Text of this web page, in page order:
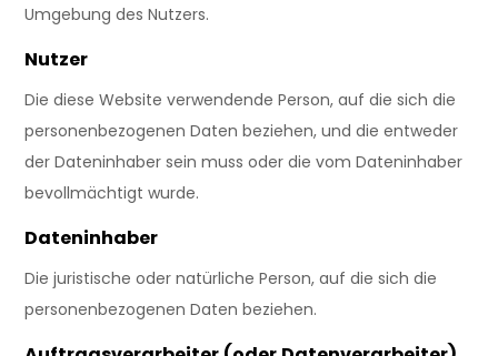
Umgebung des Nutzers.
Nutzer
Die diese Website verwendende Person, auf die sich die
personenbezogenen Daten beziehen, und die entweder
der Dateninhaber sein muss oder die vom Dateninhaber
bevollmächtigt wurde.
Dateninhaber
Die juristische oder natürliche Person, auf die sich die
personenbezogenen Daten beziehen.